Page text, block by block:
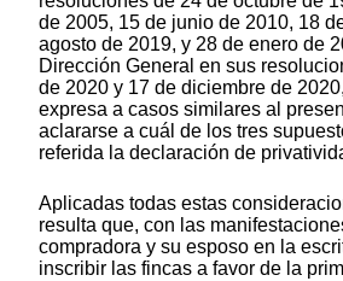
de 2005, 15 de junio de 2010, 18
agosto de 2019, y 28 de enero de
Dirección General en sus
de 2020 y 17 de diciembre de
expresa a casos similares al
aclararse a cuál de los tres
referida la declaración de
Aplicadas todas estas
resulta que, con las
compradora y su esposo en la
inscribir las fincas a favor de la